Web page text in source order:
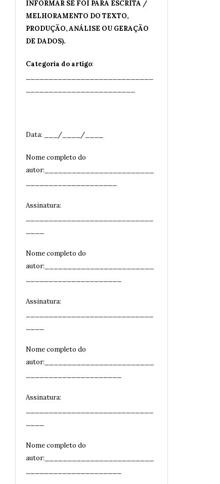
INFORMAR SE FOI PARA ESCRITA /
MELHORAMENTO DO TEXTO,
PRODUÇÃO, ANÁLISE OU GERAÇÃO
DE DADOS).
Categoria do artigo:
Data: ___/____/____
Nome completo do
autor:________________________
Assinatura:
Nome completo do
autor:________________________
Assinatura:
Nome completo do
autor:________________________
Assinatura:
Nome completo do
autor:________________________